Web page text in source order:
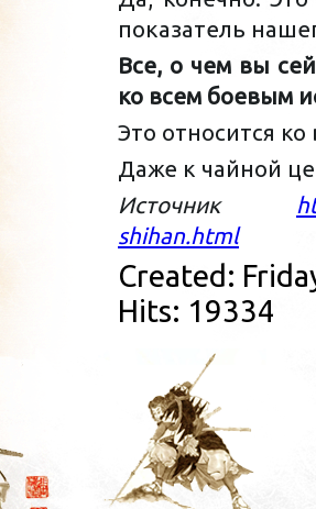
показатель
Все, о чем вы
ко всем боевым
Это относится
Даже к чайной
Источник
shihan.html
Created:
Hits: 19334